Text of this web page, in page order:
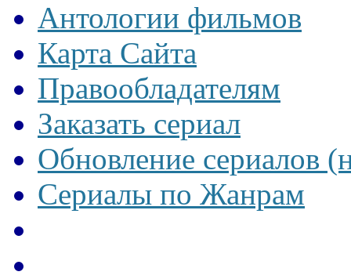
Антологии фильмов
Карта Сайта
Правообладателям
Заказать сериал
Обновление сериалов
Сериалы по Жанрам